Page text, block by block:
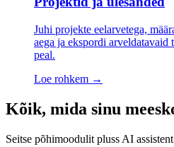
Juhi projekte eelarvetega,
aega ja ekspordi
peal.
Loe rohkem →
Kõik, mida sinu
Seitse põhimoodulit pluss AI